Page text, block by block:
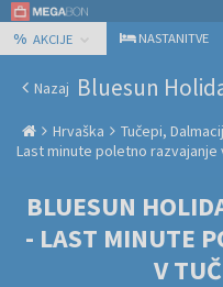
% AKCIJE NASTANITVE
Nazaj
Hrvaška Tučepi,
Last minute poletno razvajanje
BLUESUN
- LAST MINUTE
V